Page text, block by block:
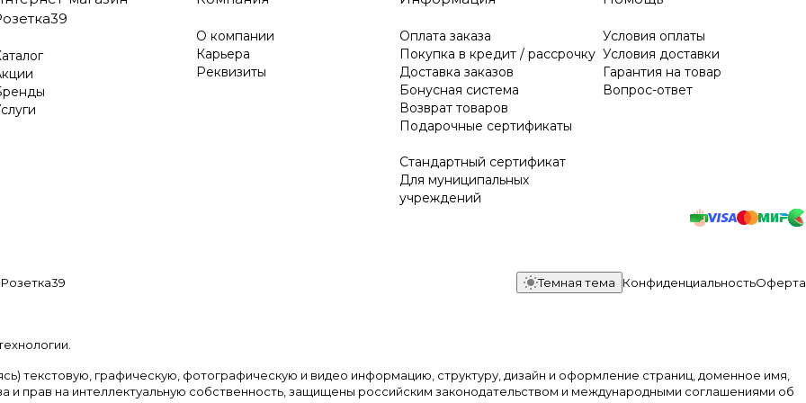
О компании
Карьера
Реквизиты
Оплата заказа
Покупка в кредит / рассрочку
Доставка заказов
Бонусная система
Возврат товаров
Подарочные сертификаты
Стандартный сертификат
Для муниципальных
учреждений
Условия оплаты
Условия доставки
Гарантия на товар
Вопрос-ответ
Темная тема КонфиденциальностьОферта
текстовую, графическую, фотографическую и видео информацию, структуру, дизайн и оформление страниц, доменное имя,
прав на интеллектуальную собственность, защищены российским законодательством и международными соглашениями об